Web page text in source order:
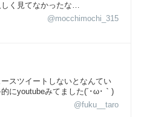
しく見てなかったな…
@mocchimochi_315
スツイートしないとなんてい
にyoutubeみてました(´･ω･｀)
@fuku__taro